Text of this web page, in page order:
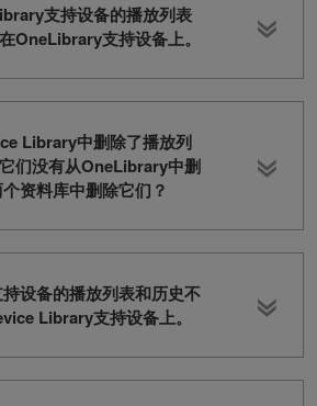
支持设备的播放列表
OneLibrary支持设备上。
Library中删除了播放列
们没有从OneLibrary中删
资料库中删除它们？
设备的播放列表和历史不
Library支持设备上。